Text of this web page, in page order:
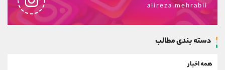
alireza.mehrabii
دسته بندی مطالب
همه اخبار